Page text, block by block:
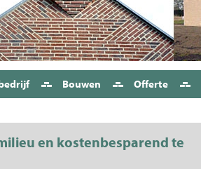
Bouwen Offerte
en kostenbesparend te